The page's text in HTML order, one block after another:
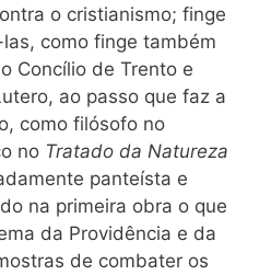
o cristianismo; finge
como finge também
Concílio de Trento e
ao passo que faz a
como filósofo no
no Tratado da Natureza
panteísta e
na primeira obra o que
da Providência e da
de combater os